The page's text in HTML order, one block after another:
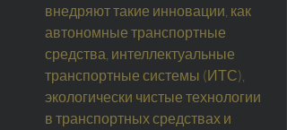
внедряют такие инновации, как
автономные транспортные
средства, интеллектуальные
транспортные системы (ИТС),
экологически чистые технологии
в транспортных средствах и